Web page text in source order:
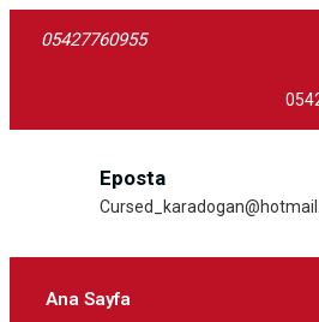
05427760955
Eposta
Ana Sayfa